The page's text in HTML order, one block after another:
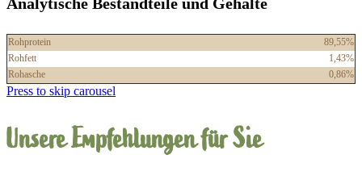
Rohprotein
89,55%
Rohfett
1,43%
Rohasche
0,86%
Press to skip carousel
Unsere Empfehlungen für Sie